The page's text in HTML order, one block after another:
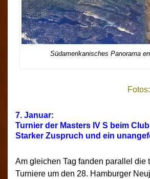
Südamerikanisches Panorama
7. Januar:
Turnier der Masters IV S beim
Starker Zuspruch und ein
Am gleichen Tag fanden parallel die
Turniere um den 28. Hamburger